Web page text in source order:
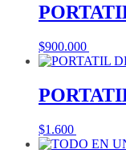
$900.000
$1.600